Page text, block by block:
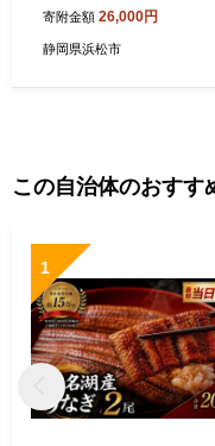
三ヶ日牛 牛肉 お肉 静岡 浜
市
寄附金額 26,000円
静岡県浜松市
この自治体のおすす
1